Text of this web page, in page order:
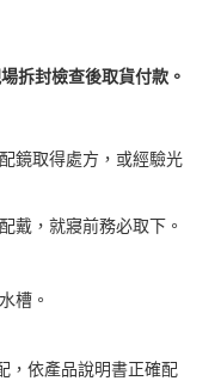
拆封檢查後取貨付款。
鏡取得處方，或經驗光
戴，就寢前務必取下。
槽。
，依產品說明書正確配